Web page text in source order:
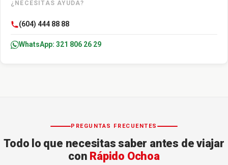
¿NECESITAS AYUDA?
(604) 444 88 88
WhatsApp: 321 806 26 29
PREGUNTAS FRECUENTES
Todo lo que necesitas saber antes de viajar
con Rápido Ochoa